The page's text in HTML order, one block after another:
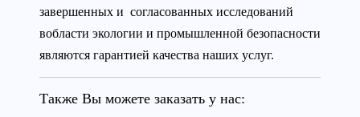
завершенных и согласованных исследований
вобласти экологии и промышленной безопасности
являются гарантией качества наших услуг.
Также Вы можете заказать у нас: